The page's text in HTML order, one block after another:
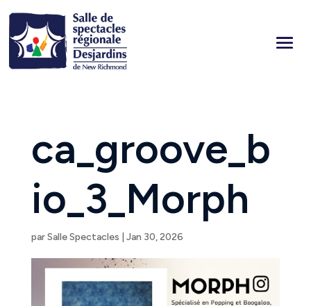
ca_groove_b
io_3_Morph
parSalle Spectacles Jan 30, 2026